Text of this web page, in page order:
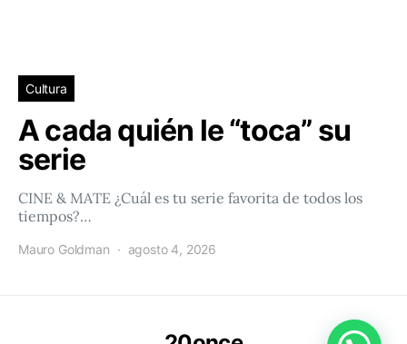
Cultura
A cada quién le “toca” su
serie
CINE & MATE ¿Cuál es tu serie favorita de todos los
tiempos?…
Mauro Goldman agosto 4, 2026